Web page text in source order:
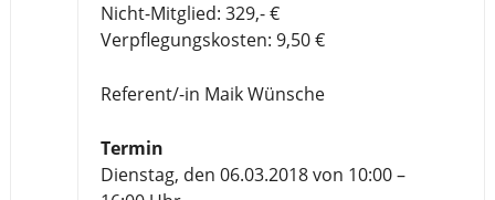
Nicht-Mitglied: 329,- €
Verpflegungskosten: 9,50 €
Referent/-in Maik Wünsche
Termin
Dienstag, den 06.03.2018 von 10:00 –